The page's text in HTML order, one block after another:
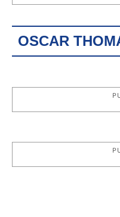
OSCAR